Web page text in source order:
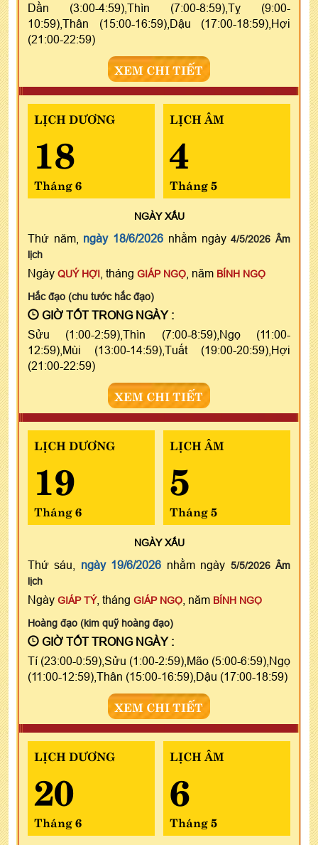
Dần (3:00-4:59),Thìn (7:00-8:59),Tỵ (9:00-
10:59),Thân (15:00-16:59),Dậu (17:00-18:59),Hợi
(21:00-22:59)
XEM CHI TIẾT
LỊCH DƯƠNG
18
Tháng 6
LỊCH ÂM
4
Tháng 5
NGÀYXẤU
Thứ năm, ngày 18/6/2026 nhằm ngày4/5/2026 Âm
lịch
Ngày QUÝ HỢI , tháng GIÁP NGỌ , năm BÍNH NGỌ
Hắc đạo (chu tước hắc đạo)
GIỜ TỐT TRONG NGÀY :
Sửu (1:00-2:59),Thìn (7:00-8:59),Ngọ (11:00-
12:59),Mùi (13:00-14:59),Tuất (19:00-20:59),Hợi
(21:00-22:59)
XEM CHI TIẾT
LỊCH DƯƠNG
19
Tháng 6
LỊCH ÂM
5
Tháng 5
NGÀYXẤU
Thứ sáu, ngày 19/6/2026 nhằm ngày 5/5/2026 Âm
lịch
Ngày GIÁP TÝ, tháng GIÁP NGỌ , năm BÍNH NGỌ
Hoàng đạo (kim quỹ hoàng đạo)
GIỜ TỐT TRONG NGÀY :
Tí (23:00-0:59),Sửu (1:00-2:59),Mão (5:00-6:59),Ngọ
(11:00-12:59),Thân (15:00-16:59),Dậu (17:00-18:59)
XEM CHI TIẾT
LỊCH DƯƠNG
20
Tháng 6
LỊCH ÂM
6
Tháng 5